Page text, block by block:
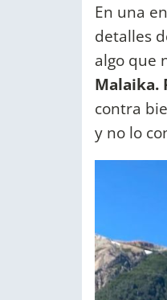
En una
detalles
algo que
Malaika.
contra
y no lo